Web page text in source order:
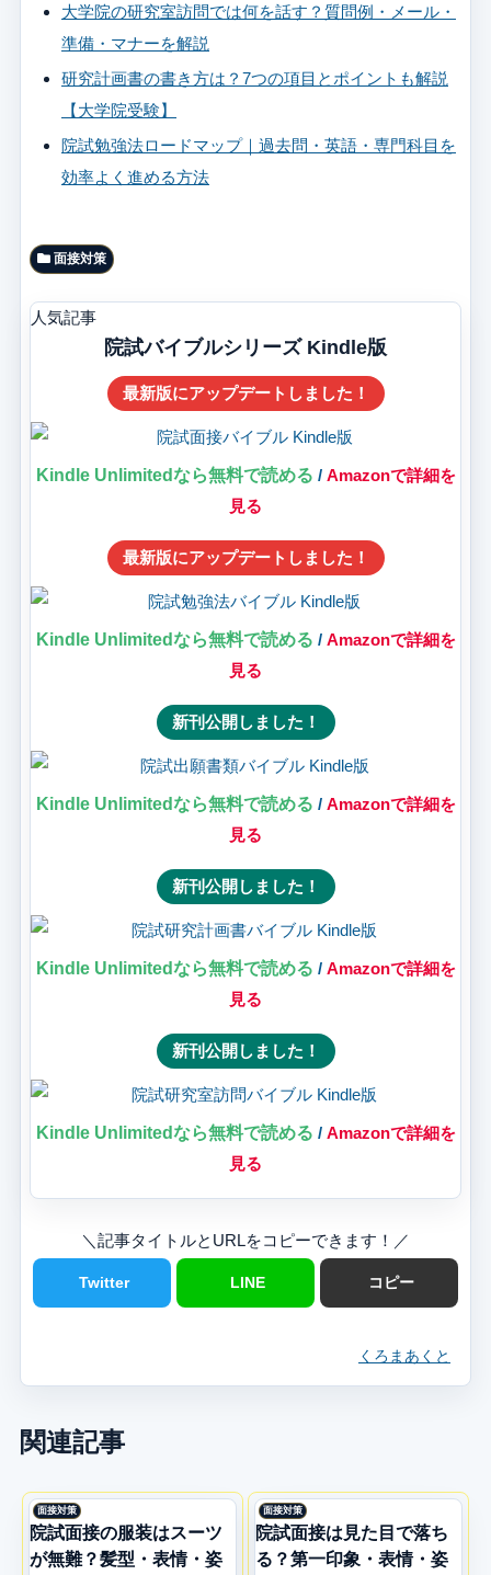
大学院の研究室訪問では何を話す？質問例・メール・
準備・マナーを解説
研究計画書の書き方は？7つの項目とポイントも解説
【大学院受験】
院試勉強法ロードマップ｜過去問・英語・専門科目を
効率よく進める方法
面接対策
人気記事
院試バイブルシリーズ Kindle版
最新版にアップデートしました！
Kindle Unlimitedなら無料で読める / Amazonで詳細を
見る
最新版にアップデートしました！
Kindle Unlimitedなら無料で読める / Amazonで詳細を
見る
新刊公開しました！
Kindle Unlimitedなら無料で読める / Amazonで詳細を
見る
新刊公開しました！
Kindle Unlimitedなら無料で読める / Amazonで詳細を
見る
新刊公開しました！
Kindle Unlimitedなら無料で読める / Amazonで詳細を
見る
＼記事タイトルとURLをコピーできます！／
Twitter LINE コピー
くろまあくと
関連記事
面接対策
院試面接の服装はスーツ
が無難？髪型・表情・姿
面接対策
院試面接は見た目で落ち
る？第一印象・表情・姿